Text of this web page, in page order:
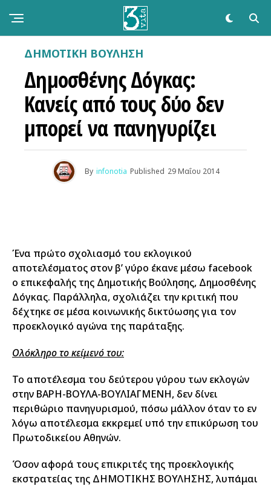
ΔΗΜΟΤΙΚΉ ΒΟΎΛΗΣΗ
Δημοσθένης Δόγκας:
Κανείς από τους δύο δεν
μπορεί να πανηγυρίζει
By infonotia Published 29 Μαΐου 2014
Ένα πρώτο σχολιασμό του εκλογικού
αποτελέσματος στον β’ γύρο έκανε μέσω facebook
ο επικεφαλής της Δημοτικής Βούλησης, Δημοσθένης
Δόγκας. Παράλληλα, σχολιάζει την κριτική που
δέχτηκε σε μέσα κοινωνικής δικτύωσης για τον
προεκλογικό αγώνα της παράταξης.
Ολόκληρο το κείμενό του:
Το αποτέλεσμα του δεύτερου γύρου των εκλογών
στην ΒΑΡΗ-ΒΟΥΛΑ-ΒΟΥΛΙΑΓΜΕΝΗ, δεν δίνει
περιθώριο πανηγυρισμού, πόσω μάλλον όταν το εν
λόγω αποτέλεσμα εκκρεμεί υπό την επικύρωση του
Πρωτοδικείου Αθηνών.
Όσον αφορά τους επικριτές της προεκλογικής
εκστρατείας της ΔΗΜΟΤΙΚΗΣ ΒΟΥΛΗΣΗΣ, λυπάμαι